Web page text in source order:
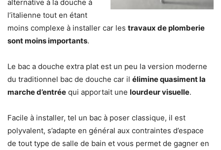
alternative à la douche à
l’italienne tout en étant
moins complexe à installer car les travaux de plomberie
sont moins importants.
Le bac a douche extra plat est un peu la version moderne
du traditionnel bac de douche car il élimine quasiment la
marche d’entrée qui apportait une lourdeur visuelle.
Facile à installer, tel un bac à poser classique, il est
polyvalent, s’adapte en général aux contraintes d’espace
de tout type de salle de bain et vous permet de gagner en